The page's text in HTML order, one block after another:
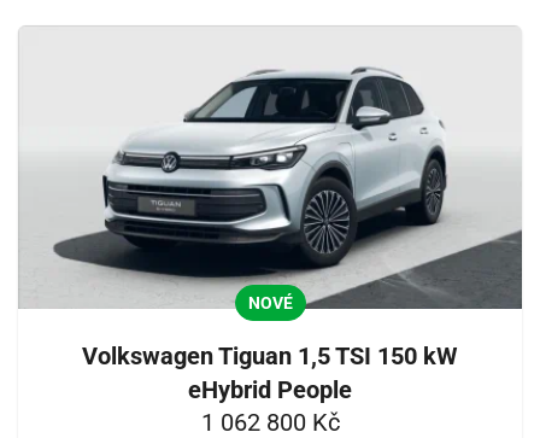
NOVÉ
Volkswagen Tiguan 1,5 TSI 150 kW
eHybrid People
1 062 800 Kč